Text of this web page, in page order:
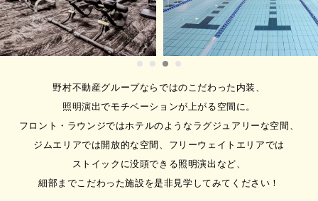
【広い！使いやすい！台数豊
富！】三鷹駅徒歩2分、好立地
で充実したフリーウエイトエリ
ア！～ジム経験者から初心者ま
で大歓迎～
三鷹駅徒歩2分（駅近） 広い！使
いや…
2026.08.01
【マシンピラティスパーソナル
大好評受付中！！】🔰運動初心
者も始めやすい🔰骨格改善・姿
勢改善・スタイルアップにおス
野村不動産グループならではのこだわった内装、
照明演出でモチベーションが上がる空間に。
フロント・ラウンジではホテルのようなラグジュアリーな空間、
ジムエリアでは開放的な空間、フリーウェイトエリアでは
ストイックに没頭できる照明演出など、
細部までこだわった施設を是非見学してみてください！